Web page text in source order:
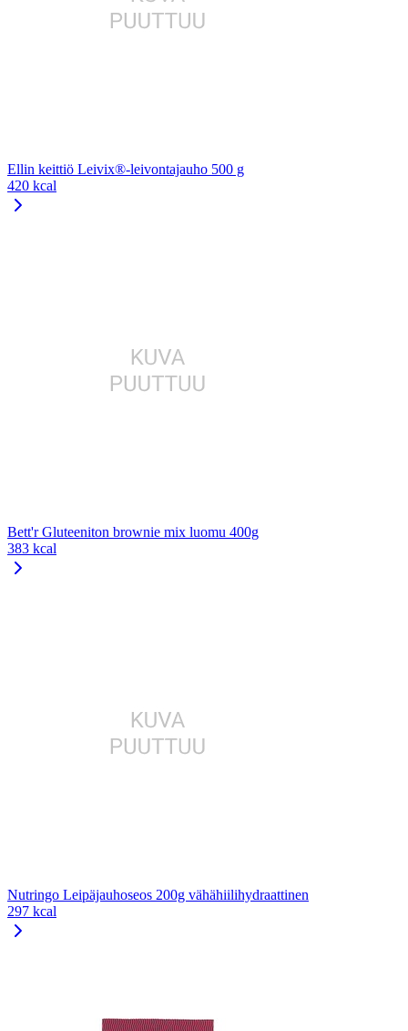
Ellin keittiö Leivix®-leivontajauho 500 g
420 kcal
Bett'r Gluteeniton brownie mix luomu 400g
383 kcal
Nutringo Leipäjauhoseos 200g vähähiilihydraattinen
297 kcal